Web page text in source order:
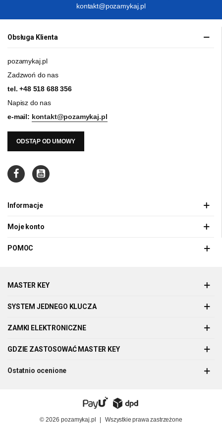
kontakt@pozamykaj.pl
Obsługa Klienta
pozamykaj.pl
Zadzwoń do nas
tel.+48 518 688 356
Napisz do nas
e-mail: kontakt@pozamykaj.pl
ODSTĄP OD UMOWY
Informacje
Moje konto
POMOC
MASTER KEY
SYSTEM JEDNEGO KLUCZA
ZAMKI ELEKTRONICZNE
GDZIE ZASTOSOWAĆ MASTER KEY
Ostatnio ocenione
© 2026 pozamykaj.pl Wszystkie prawa zastrzeżone